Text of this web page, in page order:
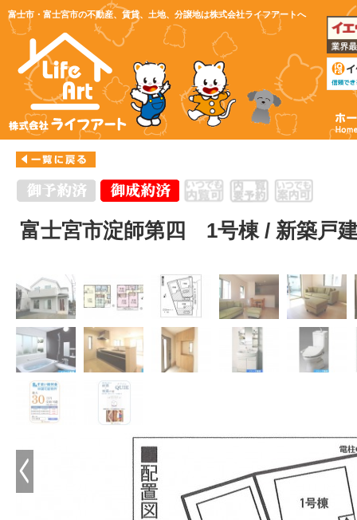
富士市・富士宮市の不動産、賃貸、土地、分譲地は株式会社ライフアートへ
富士宮市淀師第四 1号棟 / 新築戸